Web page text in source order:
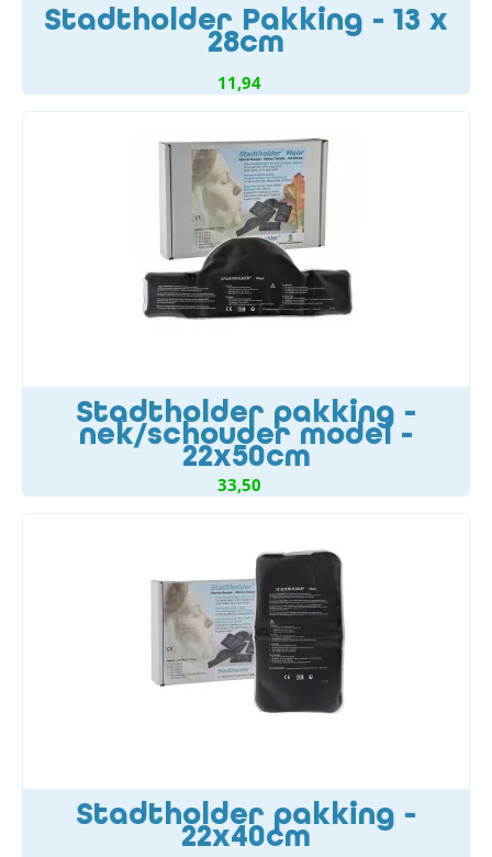
Stadtholder Pakking - 13 x
28cm
11,94
Stadtholder pakking -
nek/schouder model -
22x50cm
33,50
Stadtholder pakking -
22x40cm